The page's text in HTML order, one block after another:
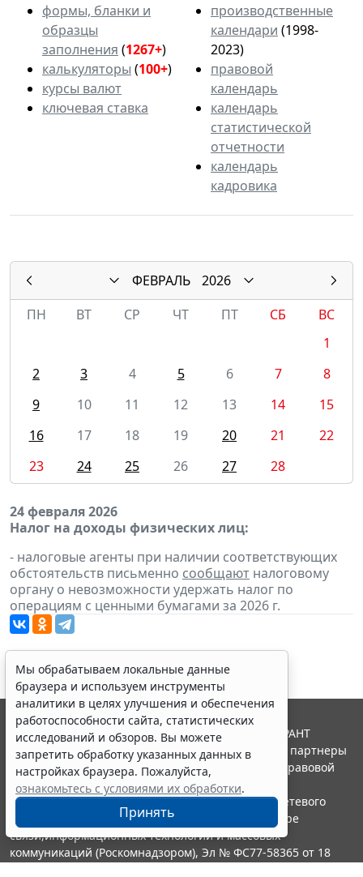
формы, бланки и
образцы
заполнения (1267+)
калькуляторы (100+)
курсы валют
ключевая ставка
производственные
календари (1998-
2023)
правовой
календарь
календарь
статистической
отчетности
календарь
кадровика
ФЕВРАЛЬ
2026
ПН
ВТ СР ЧТ ПТ СБ
ВС
1
2
3 4 5 6 7
8
9
10 11 12 13 14
15
16
17 18 19 20 21
22
23
24 25 26 27 28
24 февраля 2026
Налог на доходы физических лиц:
- налоговые агенты при наличии соответствующих
обстоятельств письменно сообщают налоговому
органу о невозможности удержать налог по
операциям с ценными бумагами за 2026 г.
Мы обрабатываем локальные данные
браузера и используем инструменты
аналитики в целях улучшения и обеспечения
работоспособности сайта, статистических
исследований и обзоров. Вы можете
запретить обработку указанных данных в
настройках браузера. Пожалуйста,
ознакомьтесь с условиями их обработки.
Принять
© ООО "НПП "ГАРАНТ-СЕРВИС", 2026. Система ГАРАНТ
выпускается с 1990 года. Компания "Гарант" и ее партнеры
являются участниками Российской ассоциации правовой
информации ГАРАНТ.
Портал ГАРАНТ.РУ зарегистрирован в качестве сетевого
издания Федеральной службой по надзору в сфере
связи,информационных технологий и массовых
коммуникаций (Роскомнадзором), Эл № ФС77-58365 от 18